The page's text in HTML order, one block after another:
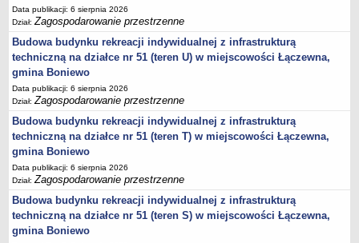
Plan postępowań o udzielenie zamówień w 2018 roku
Plan postępowań o udzielenie zamówień w 2017 roku
Dług publiczny, Pomoc publiczna
Realizacja inwestycji
przetargi
Konkursy
elektronizacja zamówień publicznych
zamówienia do 170 000 PLN
PRAWO LOKALNE
Statut
Uchwały
Projekty uchwał
Data publikacji: 6 sierpnia 2026
Dział:Zagospodarowanie przestrzenne
Budowa budynku rekreacji indywidualnej z infrastrukturą
techniczną na działce nr 51 (teren U) w miejscowości Łączewna,
gmina Boniewo
Data publikacji: 6 sierpnia 2026
Dział:Zagospodarowanie przestrzenne
Budowa budynku rekreacji indywidualnej z infrastrukturą
techniczną na działce nr 51 (teren T) w miejscowości Łączewna,
gmina Boniewo
Data publikacji: 6 sierpnia 2026
Dział:Zagospodarowanie przestrzenne
Budowa budynku rekreacji indywidualnej z infrastrukturą
techniczną na działce nr 51 (teren S) w miejscowości Łączewna,
gmina Boniewo